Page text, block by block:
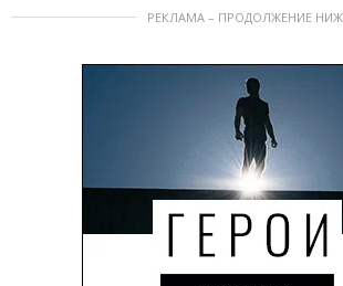
РЕКЛАМА – ПРОДОЛЖЕНИЕ